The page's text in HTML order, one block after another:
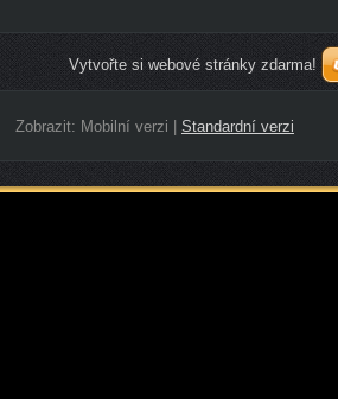
Vytvořte si webové stránky zdarma!
Zobrazit: Mobilní verzi Standardní verzi